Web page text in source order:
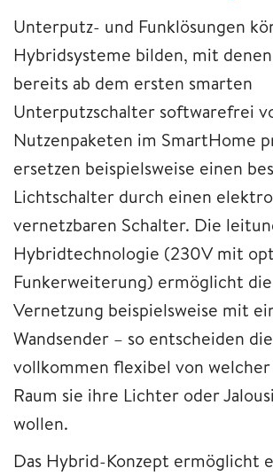
Unterputz- und Funklösungen
Hybridsysteme bilden, mit
bereits ab dem ersten smarten
Unterputzschalter softwarefrei
Nutzenpaketen im SmartHome
ersetzen beispielsweise einen
Lichtschalter durch einen
vernetzbaren Schalter. Die
Hybridtechnologie (230V mit
Funkerweiterung) ermöglicht
Vernetzung beispielsweise mit
Wandsender – so entscheiden
vollkommen flexibel von welcher
Raum sie ihre Lichter oder
wollen.
Das Hybrid-Konzept ermöglicht